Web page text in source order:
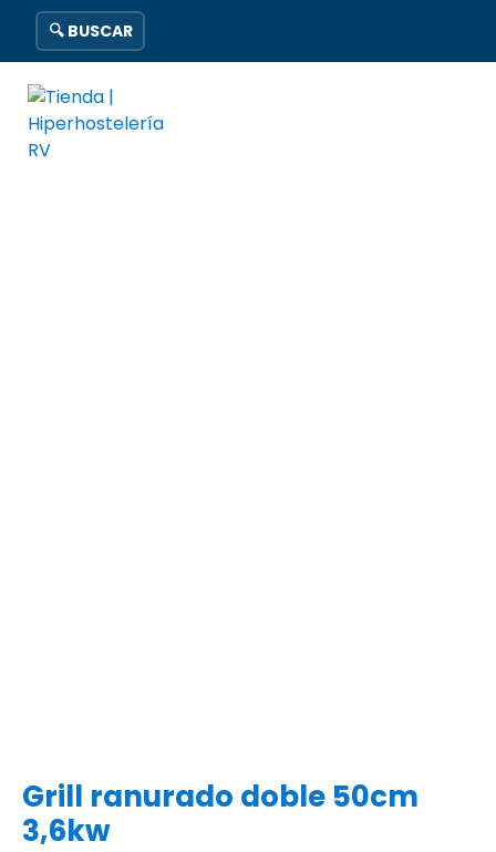
🔍 BUSCAR
Grill ranurado doble 50cm
3,6kw